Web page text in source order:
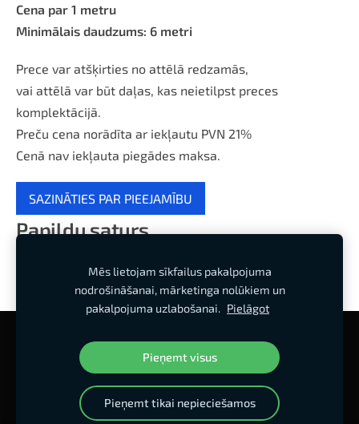
Papildu saturs
Cena par 1 metru
Minimālais daudzums: 6 metri
Prece var atšķirties no attēlā redzamās,
vai attēlā var būt daļas, kas neietilpst preces
komplektācijā.
Preču cena norādīta ar iekļautu PVN 21%
Cenā nav iekļauta piegādes maksa.
SAZINĀTIES PAR PIEEJAMĪBU
Sīkdatnes
Mājas lapa izstrādes stadijā
Mēs lietojam sīkfailus pakalpojuma
nodrošināšanai, mārketinga nolūkiem un
pakalpojuma uzlabošanai. Pielāgot
Pieņemt visus
Pieņemt tikai nepieciešamos